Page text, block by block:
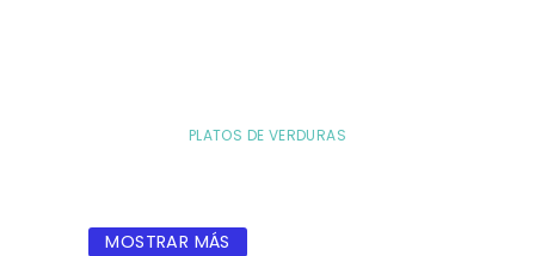
PLATOS DE VERDURAS
MOSTRAR MÁS